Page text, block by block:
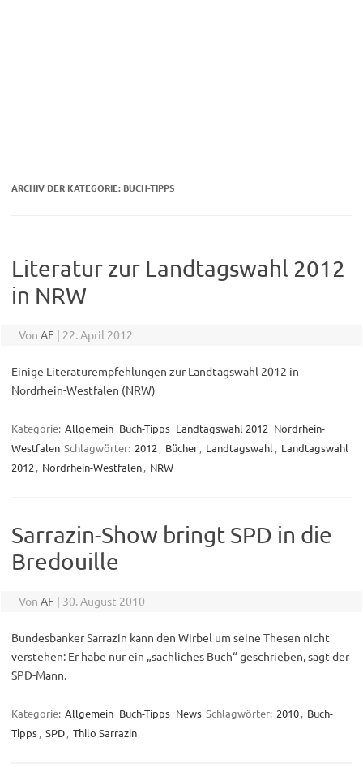
ARCHIV DER KATEGORIE: BUCH-TIPPS
Literatur zur Landtagswahl 2012
in NRW
Von AF | 22. April 2012
Einige Literaturempfehlungen zur Landtagswahl 2012 in
Nordrhein-Westfalen (NRW)
Kategorie: Allgemein Buch-Tipps Landtagswahl 2012 Nordrhein-
Westfalen Schlagwörter: 2012 , Bücher, Landtagswahl , Landtagswahl
2012 , Nordrhein-Westfalen, NRW
Sarrazin-Show bringt SPD in die
Bredouille
Von AF | 30. August 2010
Bundesbanker Sarrazin kann den Wirbel um seine Thesen nicht
verstehen: Er habe nur ein „sachliches Buch“ geschrieben, sagt der
SPD-Mann.
Kategorie: Allgemein Buch-Tipps News Schlagwörter: 2010, Buch-
Tipps, SPD, Thilo Sarrazin